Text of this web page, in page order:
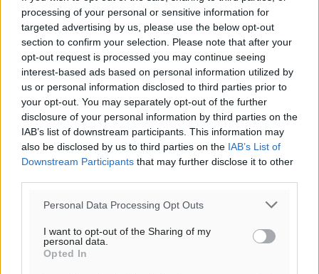
processing of your personal or sensitive information for
targeted advertising by us, please use the below opt-out
section to confirm your selection. Please note that after your
opt-out request is processed you may continue seeing
interest-based ads based on personal information utilized by
us or personal information disclosed to third parties prior to
your opt-out. You may separately opt-out of the further
disclosure of your personal information by third parties on the
IAB’s list of downstream participants. This information may
also be disclosed by us to third parties on the IAB’s List of
Downstream Participants that may further disclose it to other
Personal Data Processing Opt Outs
I want to opt-out of the Sharing of my
personal data.
Opted In
Υπενθύμιση:
Για την μερική αναπαραγωγή της είδησης από άλλες
ιστοσελίδες είναι απαραίτητη η χρήση του παρακάτω
παρεχόμενου συνδέσμου παραπομπής προς το άρθρο
της Δημοκρατικής.
o καιρός τώρα:
αίθριος καιρός